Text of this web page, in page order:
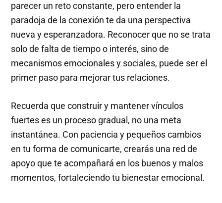
parecer un reto constante, pero entender la
paradoja de la conexión te da una perspectiva
nueva y esperanzadora. Reconocer que no se trata
solo de falta de tiempo o interés, sino de
mecanismos emocionales y sociales, puede ser el
primer paso para mejorar tus relaciones.
Recuerda que construir y mantener vínculos
fuertes es un proceso gradual, no una meta
instantánea. Con paciencia y pequeños cambios
en tu forma de comunicarte, crearás una red de
apoyo que te acompañará en los buenos y malos
momentos, fortaleciendo tu bienestar emocional.